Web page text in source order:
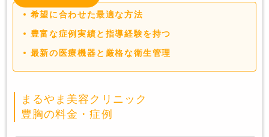
希望に合わせた最適な方法
豊富な症例実績と指導経験を持つ
最新の医療機器と厳格な衛生管理
まるやま美容クリニック
豊胸の料金・症例